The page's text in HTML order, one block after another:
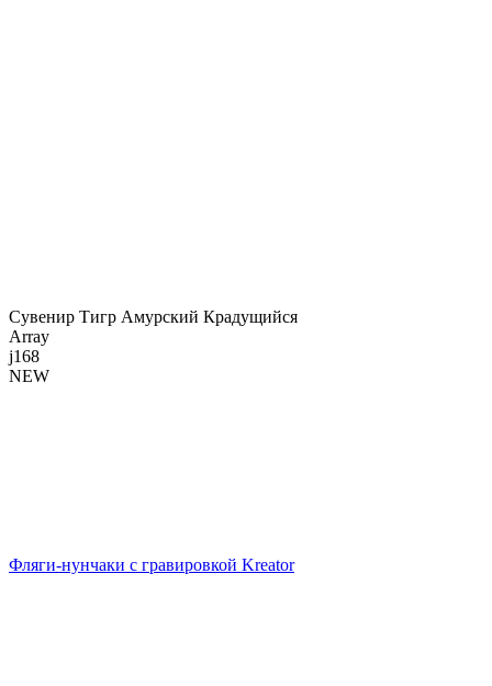
Сувенир Тигр Амурский Крадущийся
Array
j168
NEW
Фляги-нунчаки с гравировкой Kreator